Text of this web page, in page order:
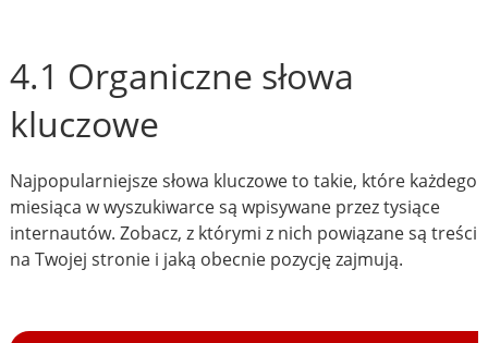
4.1 Organiczne słowa
kluczowe
Najpopularniejsze słowa kluczowe to takie, które każdego
miesiąca w wyszukiwarce są wpisywane przez tysiące
internautów. Zobacz, z którymi z nich powiązane są treści
na Twojej stronie i jaką obecnie pozycję zajmują.